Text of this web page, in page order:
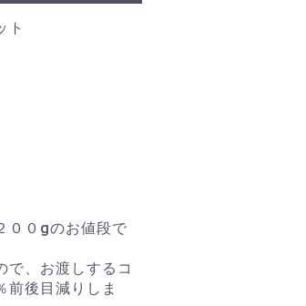
ト
００gのお値段で
で、お渡しするコ
前後目減りしま